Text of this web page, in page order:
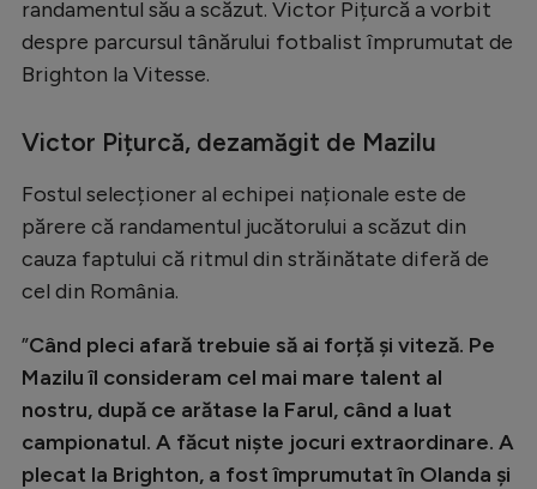
Handbal
Natație
Formula 1
Gimnastică
Rugby
Ciclism
Alte sporturi
randamentul său a scăzut. Victor Pițurcă a vorbit
despre parcursul tânărului fotbalist împrumutat de
Brighton la Vitesse.
Victor Pițurcă, dezamăgit de Mazilu
Fostul selecționer al echipei naționale este de
părere că randamentul jucătorului a scăzut din
cauza faptului că ritmul din străinătate diferă de
cel din România.
”Când pleci afară trebuie să ai forță și viteză. Pe
Mazilu îl consideram cel mai mare talent al
nostru, după ce arătase la Farul, când a luat
campionatul. A făcut niște jocuri extraordinare. A
plecat la Brighton, a fost împrumutat în Olanda și